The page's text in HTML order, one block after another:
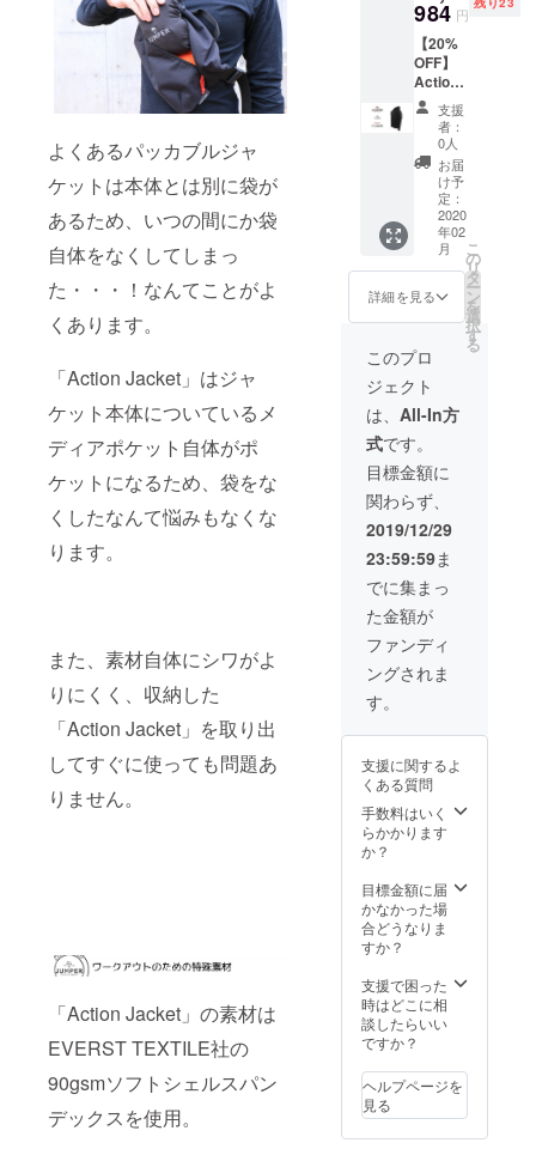
よくあるパッカブルジャ
ケットは本体とは別に袋が
あるため、いつの間にか袋
自体をなくしてしまっ
た・・・！なんてことがよ
くあります。
「Action Jacket」はジャ
ケット本体についているメ
ディアポケット自体がポ
ケットになるため、袋をな
くしたなんて悩みもなくな
ります。
また、素材自体にシワがよ
りにくく、収納した
「Action Jacket」を取り出
してすぐに使っても問題あ
りません。
「Action Jacket」の素材は
EVERST TEXTILE社の
90gsmソフトシェルスパン
デックスを使用。
984 円
【20%
OFF】
Action
Jacket
×１ XXL
サイ
ズ/Blac
支援
者：
0人
お届
け予
定：
2020
年02
月
詳細を見る
こ
の
リ
タ
ー
ン
を
選
択
す
る
このプロ
ジェクト
は、 All-In方
式です。
目標金額に
関わらず、
2019/12/29
23:59:59ま
でに集まっ
た金額が
ファンディ
ングされま
す。
支援に関するよ
くある質問
手数料はいく
らかかります
か？
目標金額に届
かなかった場
合どうなりま
すか？
支援で困った
時はどこに相
談したらいい
ですか？
ヘルプページを
見る